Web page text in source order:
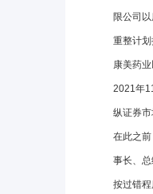
限公司
重整计划
康美药
2021年
纵证券
在此之
事长、
按过错程